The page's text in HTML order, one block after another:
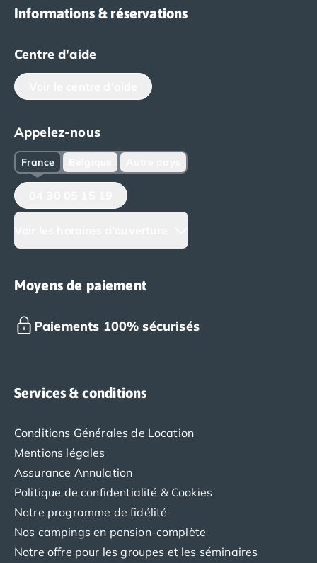
Informations & réservations
Centre d'aide
Appelez-nous
France
Moyens de paiement
Paiements 100% sécurisés
Services & conditions
Conditions Générales de Location
Mentions légales
Assurance Annulation
Politique de confidentialité & Cookies
Notre programme de fidélité
Nos campings en pension-complète
Notre offre pour les groupes et les séminaires